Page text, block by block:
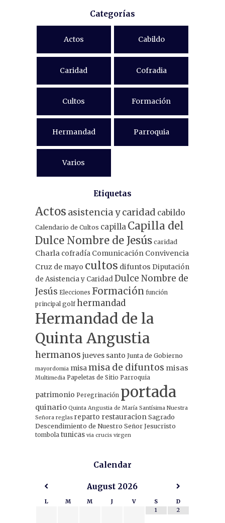
Categorías
Actos Cabildo
Caridad Cofradia
Cultos Formación
Hermandad Parroquia
Varios
Etiquetas
Actos asistencia y caridad cabildo
Calendario de Cultos capilla Capilla del
Dulce Nombre de Jesús caridad
Charla cofradía Comunicación Convivencia
Cruz de mayo cultos difuntos Diputación
de Asistencia y CaridadDulce Nombre de
Jesús Elecciones Formación función
principal golf hermandad
Hermandad de la
Quinta Angustia
hermanos jueves santo Junta de Gobierno
mayordomia misamisa de difuntos misas
Multimedia Papeletas de Sitio Parroquia
patrimonio Peregrinación portada
quinario Quinta Angustia de María Santísima Nuestra
Señora reglas reparto restauracion Sagrado
Descendimiento de Nuestro Señor Jesucristo
tombola tunicas via crucis virgen
Calendar
August 2026
L M M J V S
D
1
2